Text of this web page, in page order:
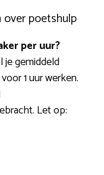
poetshulp
per uur?
je gemiddeld
1 uur werken.
Let op: